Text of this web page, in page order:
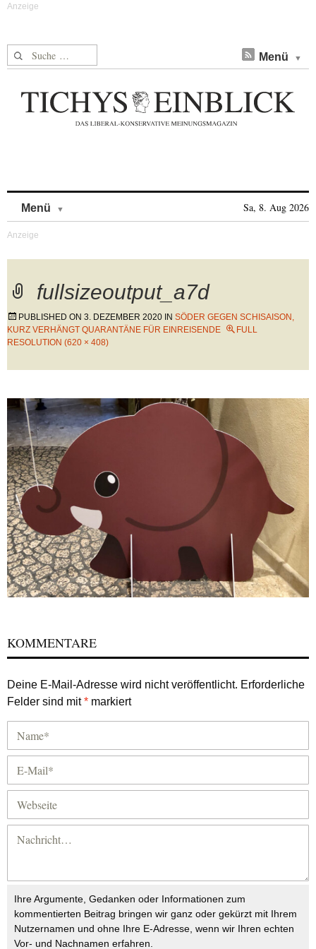
Suche nach: Menü
Menü Sa, 8. Aug 2026
fullsizeoutput_a7d
PUBLISHED ON 3. DEZEMBER 2020 IN SÖDER GEGEN SCHISAISON,
KURZ VERHÄNGT QUARANTÄNE FÜR EINREISENDE
FULL
RESOLUTION (620 × 408)
KOMMENTARE
Deine E-Mail-Adresse wird nicht veröffentlicht. Erforderliche
Felder sind mit* markiert
Ihre Argumente, Gedanken oder Informationen zum
kommentierten Beitrag bringen wir ganz oder gekürzt mit Ihrem
Nutzernamen und ohne Ihre E-Adresse, wenn wir Ihren echten
Vor- und Nachnamen erfahren.